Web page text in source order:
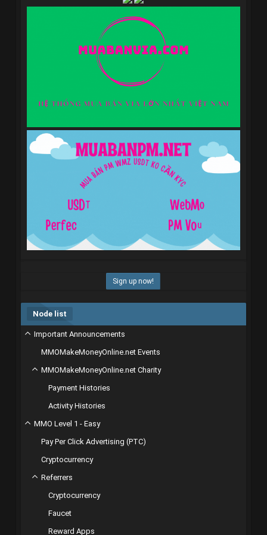
Sign up now!
Node list
Important Announcements
MMOMakeMoneyOnline.net Events
MMOMakeMoneyOnline.net Charity
Payment Histories
Activity Histories
MMO Level 1 - Easy
Pay Per Click Advertising (PTC)
Cryptocurrency
Referrers
Cryptocurrency
Faucet
Reward Apps